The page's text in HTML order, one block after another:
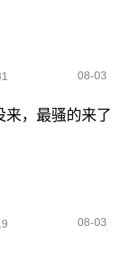
08-03
来，最骚的来了
08-03